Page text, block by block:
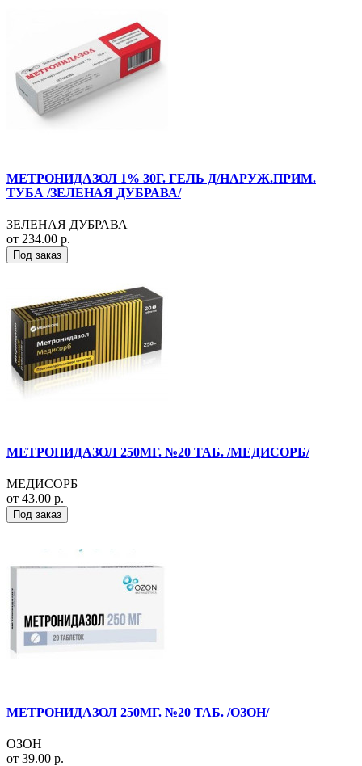
МЕТРОНИДАЗОЛ 1% 30Г. ГЕЛЬ Д/НАРУЖ.ПРИМ.
ТУБА /ЗЕЛЕНАЯ ДУБРАВА/
ЗЕЛЕНАЯ ДУБРАВА
от 234.00 р.
Под заказ
МЕТРОНИДАЗОЛ 250МГ. №20 ТАБ. /МЕДИСОРБ/
МЕДИСОРБ
от 43.00 р.
Под заказ
МЕТРОНИДАЗОЛ 250МГ. №20 ТАБ. /ОЗОН/
ОЗОН
от 39.00 р.